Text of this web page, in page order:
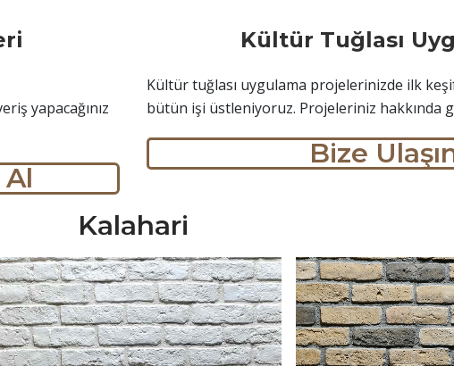
yapacağınız
Kültür Tuğlası
Kültür tuğlası uygulama projelerinizde ilk
bütün işi üstleniyoruz. Projeleriniz hakkında
Bize
Kalahari